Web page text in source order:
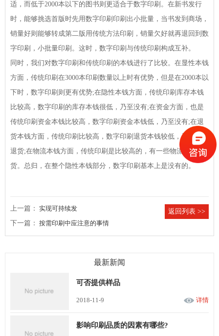
适，而低于2000本以下的图书则更适合于数字印刷。在新书发行
时，能够挑选首版时先用数字印刷印刷出小批量，当书发到商场，
销量好则能够转成第二版用传统方法印刷，销量欠好就再退回到数
字印刷，小批量印刷。这时，数字印刷与传统印刷构成互补。
同时，我们对数字印刷和传统印刷的本钱进行了比较。在显性本钱
方面，传统印刷在3000本印刷数量以上时有优势，但是在2000本以
下时，数字印刷则更有优势;在隐性本钱方面，传统印刷库存本钱
比较高，数字印刷的库存本钱很低，乃至没有;在资金方面，也是
传统印刷资金本钱比较高，数字印刷资金本钱低，乃至没有;在退
货本钱方面，传统印刷比较高，数字印刷退货本钱较低，乃至没有
退货;在物流本钱方面，传统印刷是比较高的，有一些物流和退
货。总归，在整个隐性本钱部分，数字印刷基本上是没有的。
上一篇： 实现可持续发
下一篇： 按需印刷中应注意的事情
返回列表 >>
最新新闻
可否提供样品
2018-11-9 详情
影响印刷品质的因素有哪些?